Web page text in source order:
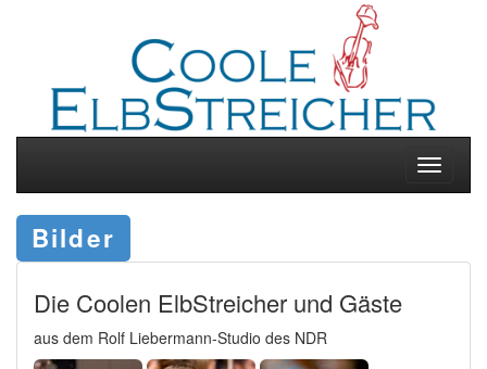
Toggle
Bilder
Die Coolen ElbStreicher und Gäste
aus dem Rolf Liebermann-Studio des NDR